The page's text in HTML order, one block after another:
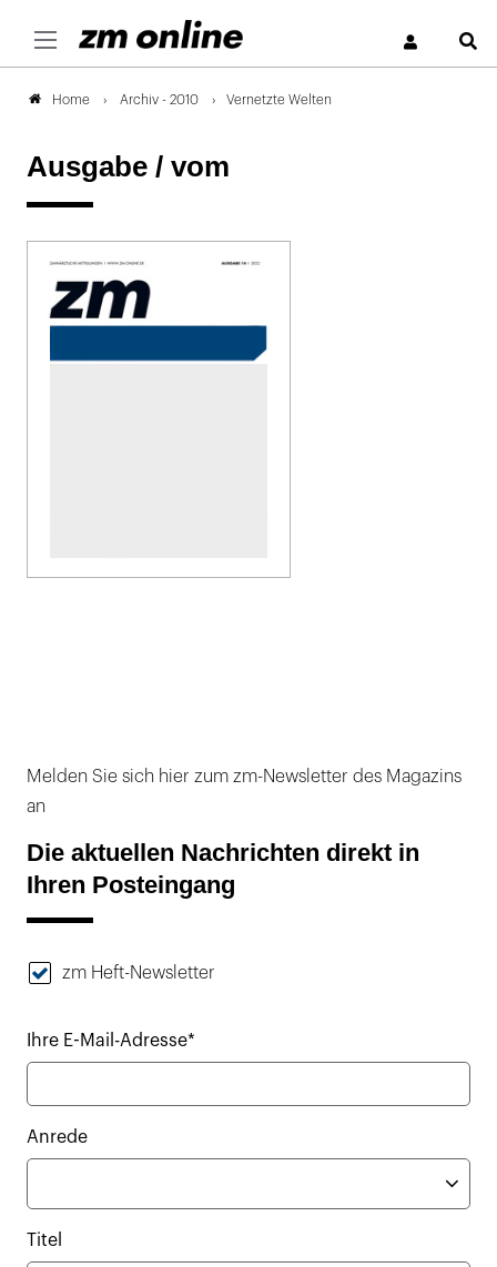
Home Archiv - 2010 Vernetzte Welten
Ausgabe / vom
Melden Sie sich hier zum zm-Newsletter des Magazins
an
Die aktuellen Nachrichten direkt in
Ihren Posteingang
zm Heft-Newsletter
Ihre E-Mail-Adresse*
Anrede
Titel